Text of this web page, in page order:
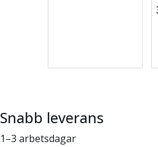
Snabb leverans
1–3 arbetsdagar